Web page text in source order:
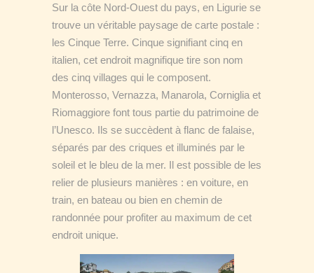
Sur la côte Nord-Ouest du pays, en Ligurie se
trouve un véritable paysage de carte postale :
les Cinque Terre. Cinque signifiant cinq en
italien, cet endroit magnifique tire son nom
des cinq villages qui le composent.
Monterosso, Vernazza, Manarola, Corniglia et
Riomaggiore font tous partie du patrimoine de
l’Unesco. Ils se succèdent à flanc de falaise,
séparés par des criques et illuminés par le
soleil et le bleu de la mer. Il est possible de les
relier de plusieurs manières : en voiture, en
train, en bateau ou bien en chemin de
randonnée pour profiter au maximum de cet
endroit unique.